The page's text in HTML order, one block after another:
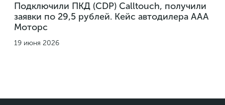
Подключили ПКД (CDP) Calltouch, получили
заявки по 29,5 рублей. Кейс автодилера ААА
Моторс
19 июня 2026